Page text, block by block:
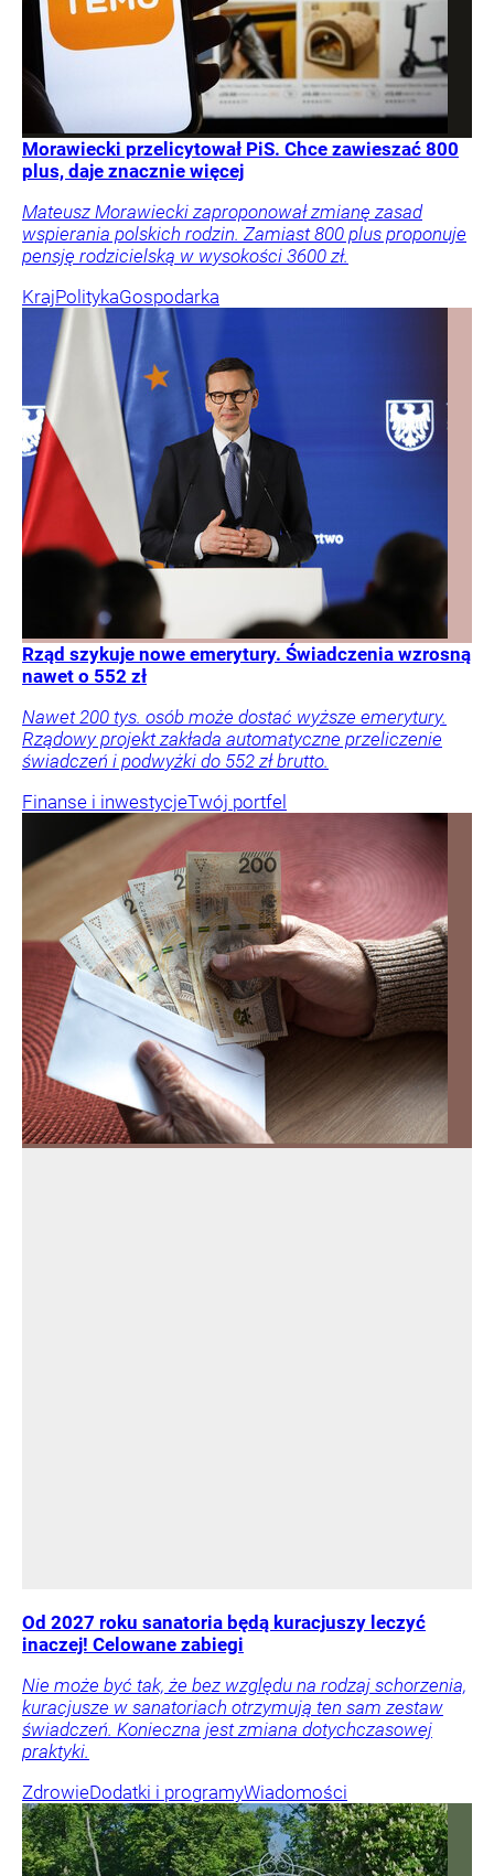
Morawiecki przelicytował PiS. Chce zawieszać 800
plus, daje znacznie więcej
Mateusz Morawiecki zaproponował zmianę zasad
wspierania polskich rodzin. Zamiast 800 plus proponuje
pensję rodzicielską w wysokości 3600 zł.
KrajPolitykaGospodarka
Rząd szykuje nowe emerytury. Świadczenia wzrosną
nawet o 552 zł
Nawet 200 tys. osób może dostać wyższe emerytury.
Rządowy projekt zakłada automatyczne przeliczenie
świadczeń i podwyżki do 552 zł brutto.
Finanse i inwestycjeTwój portfel
Od 2027 roku sanatoria będą kuracjuszy leczyć
inaczej! Celowane zabiegi
Nie może być tak, że bez względu na rodzaj schorzenia,
kuracjusze w sanatoriach otrzymują ten sam zestaw
świadczeń. Konieczna jest zmiana dotychczasowej
praktyki.
ZdrowieDodatki i programyWiadomości